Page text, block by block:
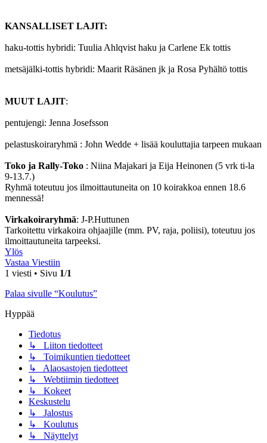
KANSALLISET LAJIT:
haku-tottis hybridi: Tuulia Ahlqvist haku ja Carlene Ek tottis
metsäjälki-tottis hybridi: Maarit Räsänen jk ja Rosa Pyhältö tottis
MUUT LAJIT:
pentujengi: Jenna Josefsson
pelastuskoiraryhmä : John Wedde + lisää kouluttajia tarpeen mukaan
Toko ja Rally-Toko : Niina Majakari ja Eija Heinonen (5 vrk ti-la
9-13.7.)
Ryhmä toteutuu jos ilmoittautuneita on 10 koirakkoa ennen 18.6
mennessä!
Virkakoiraryhmä: J-P.Huttunen
Tarkoitettu virkakoira ohjaajille (mm. PV, raja, poliisi), toteutuu jos
ilmoittautuneita tarpeeksi.
Ylös
Vastaa Viestiin
1 viesti • Sivu 1/1
Palaa sivulle “Koulutus”
Hyppää
Tiedotus
↳ Liiton tiedotteet
↳ Toimikuntien tiedotteet
↳ Alaosastojen tiedotteet
↳ Webtiimin tiedotteet
↳ Kokeet
Keskustelu
↳ Jalostus
↳ Koulutus
↳ Näyttelyt